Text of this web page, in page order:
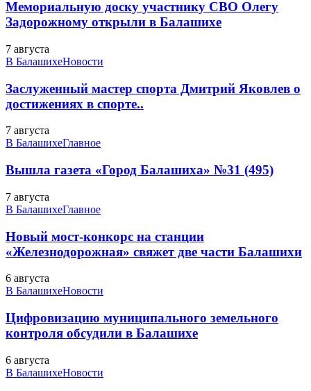
Мемориальную доску участнику СВО Олегу
Задорожному открыли в Балашихе
7 августа
В БалашихеНовости
Заслуженный мастер спорта Дмитрий Яковлев о
достижениях в спорте..
7 августа
В БалашихеГлавное
Вышла газета «Город Балашиха» №31 (495)
7 августа
В БалашихеГлавное
Новый мост-конкорс на станции
«Железнодорожная» свяжет две части Балашихи
6 августа
В БалашихеНовости
Цифровизацию муниципального земельного
контроля обсудили в Балашихе
6 августа
В БалашихеНовости